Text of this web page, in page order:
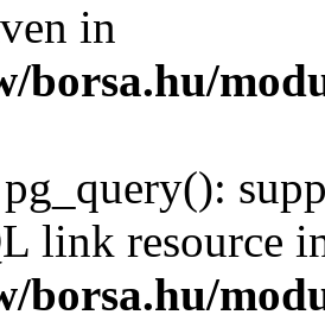
in
borsa.hu/
link resource
borsa.hu/